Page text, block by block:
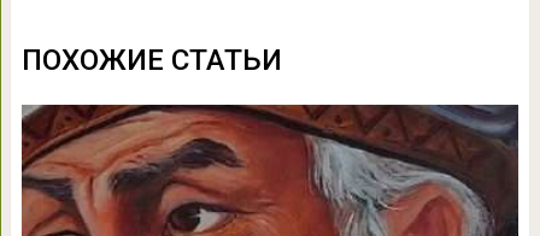
ПОХОЖИЕ СТАТЬИ